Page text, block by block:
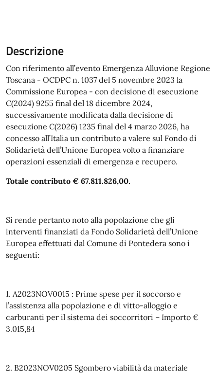
Descrizione
Con riferimento all’evento Emergenza Alluvione Regione
Toscana - OCDPC n. 1037 del 5 novembre 2023 la
Commissione Europea - con decisione di esecuzione
C(2024) 9255 final del 18 dicembre 2024,
successivamente modificata dalla decisione di
esecuzione C(2026) 1235 final del 4 marzo 2026, ha
concesso all’Italia un contributo a valere sul Fondo di
Solidarietà dell’Unione Europea volto a finanziare
operazioni essenziali di emergenza e recupero.
Totale contributo € 67.811.826,00.
Si rende pertanto noto alla popolazione che gli
interventi finanziati da Fondo Solidarietà dell’Unione
Europea effettuati dal Comune di Pontedera sono i
seguenti:
1. A2023NOV0015 : Prime spese per il soccorso e
l’assistenza alla popolazione e di vitto-alloggio e
carburanti per il sistema dei soccorritori – Importo €
3.015,84
2. B2023NOV0205 Sgombero viabilità da materiale